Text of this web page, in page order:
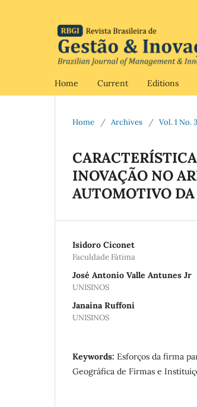
Home Current Editions
Home / Archives / Vol. 1 No.
INOVAÇÃO NO
AUTOMOTIVO DA
Isidoro Ciconet
Faculdade Fátima
José Antonio Valle Antunes Jr
UNISINOS
Janaína Ruffoni
UNISINOS
Keywords: Esforços da firma
Geográfica de Firmas e